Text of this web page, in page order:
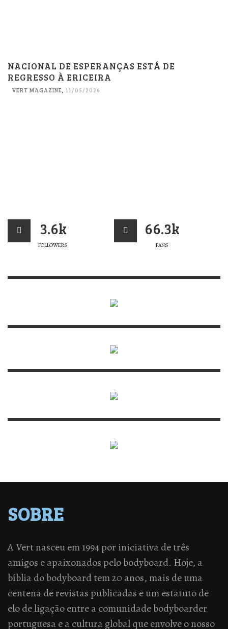
NACIONAL DE ESPERANÇAS ESTÁ DE
REGRESSO À ERICEIRA
VERT MAGAZINE, 11/05/2026
3.6k
FOLLOWERS
66.3k
FANS
SOBRE
A Vert nasceu em 1994 por iniciativa de três
amigos e apaixonados pelo bodyboard. Hoje, a
bíblia do bodyboard tem 20 anos, mais de uma
centena de revistas publicadas e um estatuto de
elo de ligação entre a comunidade bodyboarder
portuguesa e a cultura global que envolve o nosso